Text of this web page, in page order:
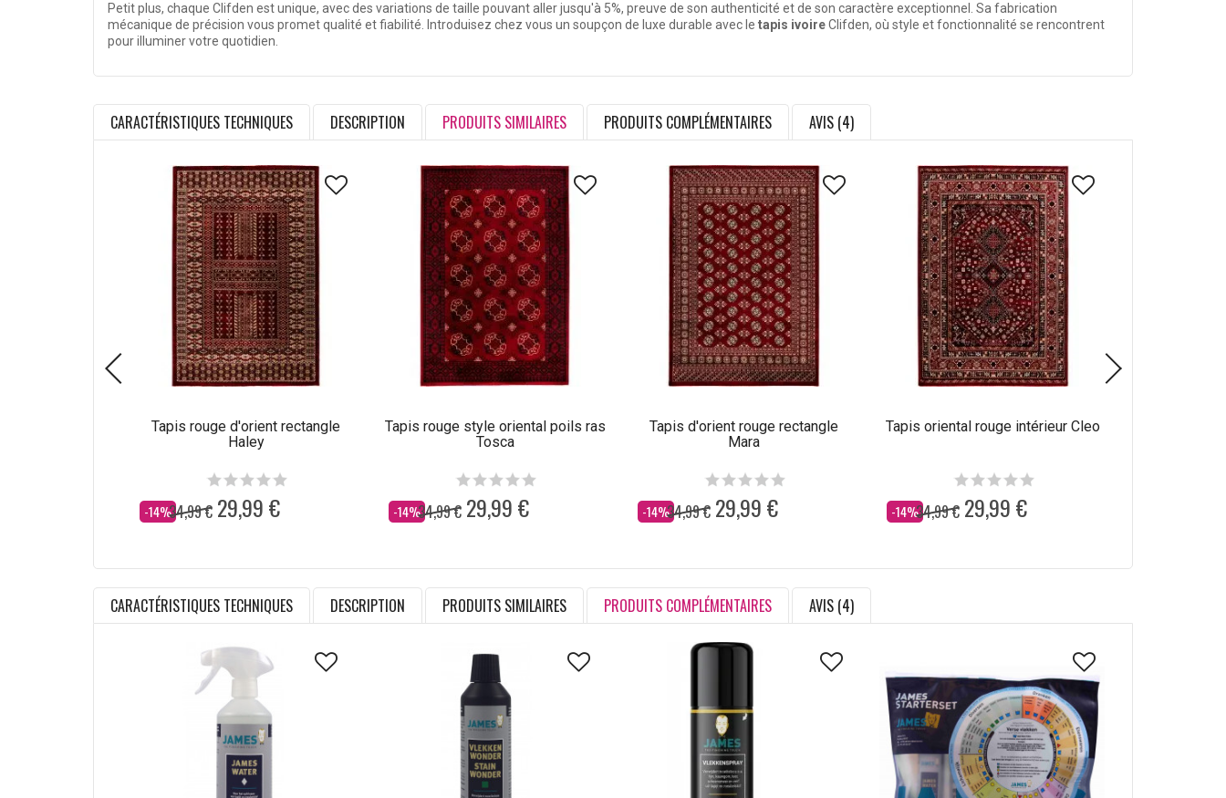
Petit plus, chaque Clifden est unique, avec des variations de taille pouvant aller jusqu'à 5%, preuve de son authenticité et de son caractère exceptionnel. Sa fabrication
mécanique de précision vous promet qualité et fiabilité. Introduisez chez vous un soupçon de luxe durable avec le tapis ivoireClifden, où style et fonctionnalité se rencontrent
pour illuminer votre quotidien.
CARACTÉRISTIQUES TECHNIQUES DESCRIPTION PRODUITS SIMILAIRES PRODUITS COMPLÉMENTAIRES AVIS (4)
Tapis rouge d'orient rectangle
Haley
-14%
Dès 34,99 € 29,99 €
Tapis rouge style oriental poils ras
Tosca
-14%
Dès 34,99 € 29,99 €
Tapis d'orient rouge rectangle
Mara
-14%
Dès 34,99 € 29,99 €
Tapis oriental rouge intérieur Cleo
-14%
Dès 34,99 € 29,99 €
CARACTÉRISTIQUES TECHNIQUES DESCRIPTION PRODUITS SIMILAIRES PRODUITS COMPLÉMENTAIRES AVIS (4)